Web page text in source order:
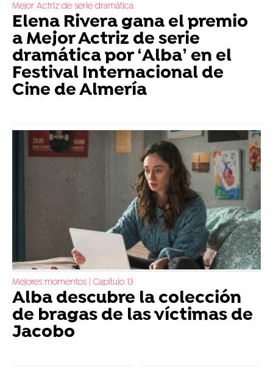
Mejor Actriz de serie dramática
Elena Rivera gana el premio
a Mejor Actriz de serie
dramática por ‘Alba’ en el
Festival Internacional de
Cine de Almería
Mejores momentos | Capítulo 13
Alba descubre la colección
de bragas de las víctimas de
Jacobo